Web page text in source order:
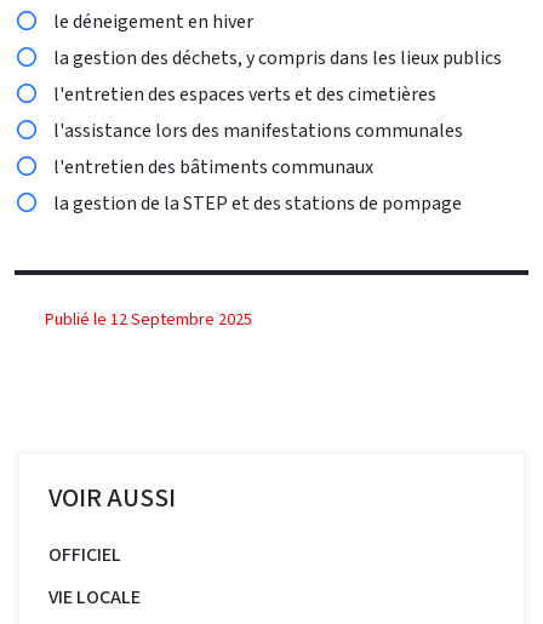
le déneigement en hiver
la gestion des déchets, y compris dans les lieux publics
l'entretien des espaces verts et des cimetières
l'assistance lors des manifestations communales
l'entretien des bâtiments communaux
la gestion de la STEP et des stations de pompage
Publié le 12 Septembre 2025
VOIR AUSSI
OFFICIEL
VIE LOCALE